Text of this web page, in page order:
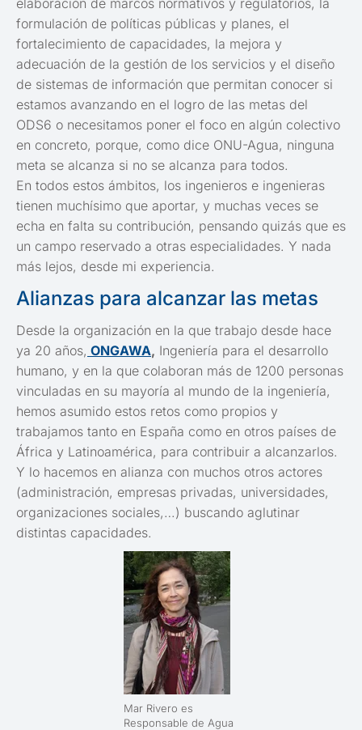
elaboración de marcos normativos y regulatorios, la
formulación de políticas públicas y planes, el
fortalecimiento de capacidades, la mejora y
adecuación de la gestión de los servicios y el diseño
de sistemas de información que permitan conocer si
estamos avanzando en el logro de las metas del
ODS6 o necesitamos poner el foco en algún colectivo
en concreto, porque, como dice ONU-Agua, ninguna
meta se alcanza si no se alcanza para todos.
En todos estos ámbitos, los ingenieros e ingenieras
tienen muchísimo que aportar, y muchas veces se
echa en falta su contribución, pensando quizás que es
un campo reservado a otras especialidades. Y nada
más lejos, desde mi experiencia.
Alianzas para alcanzar las metas
Desde la organización en la que trabajo desde hace
ya 20 años, ONGAWA, Ingeniería para el desarrollo
humano, y en la que colaboran más de 1200 personas
vinculadas en su mayoría al mundo de la ingeniería,
hemos asumido estos retos como propios y
trabajamos tanto en España como en otros países de
África y Latinoamérica, para contribuir a alcanzarlos.
Y lo hacemos en alianza con muchos otros actores
(administración, empresas privadas, universidades,
organizaciones sociales,…) buscando aglutinar
distintas capacidades.
Mar Rivero es
Responsable de Agua